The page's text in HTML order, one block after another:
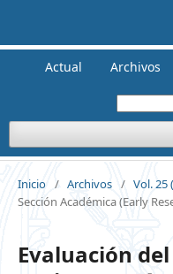
Actual Archivos
Inicio / Archivos / Vol. 25
Sección Académica (Early
Evaluación